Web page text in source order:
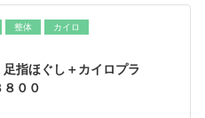
整体
カイロ
指ほぐし＋カイロプラ
００